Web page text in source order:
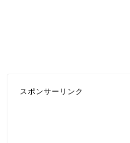
スポンサーリンク